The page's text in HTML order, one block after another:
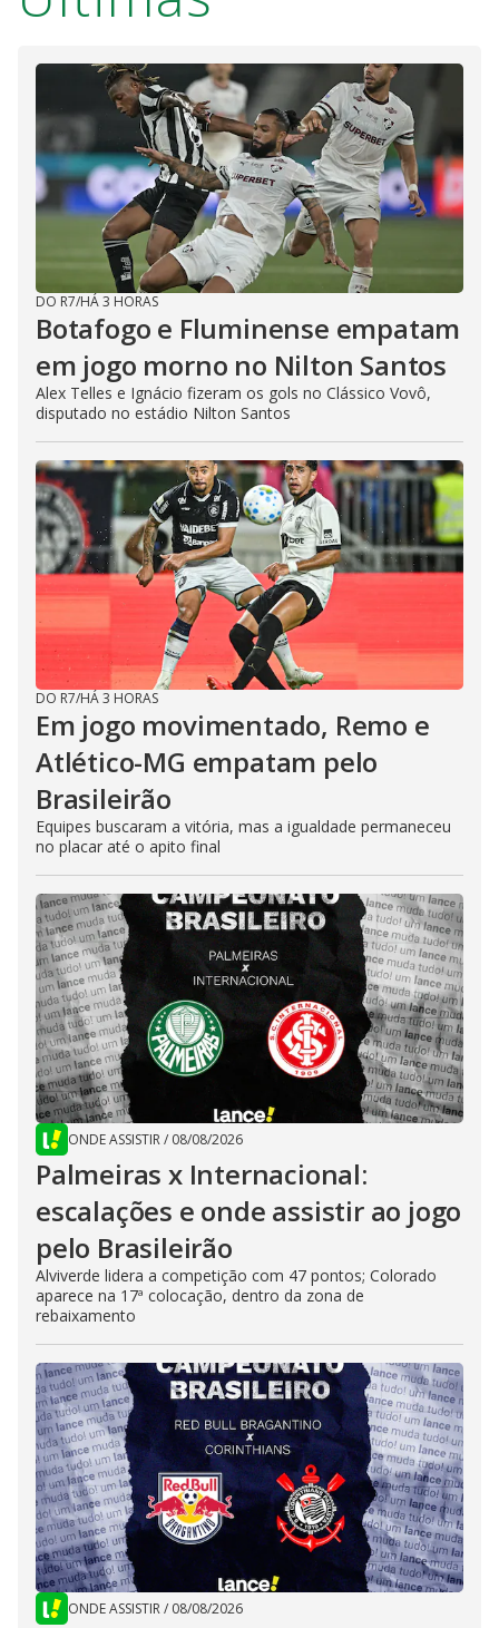
DO R7/HÁ 3 HORAS
Botafogo e Fluminense empatam
em jogo morno no Nilton Santos
Alex Telles e Ignácio fizeram os gols no Clássico Vovô,
disputado no estádio Nilton Santos
DO R7/HÁ 3 HORAS
Em jogo movimentado, Remo e
Atlético-MG empatam pelo
Brasileirão
Equipes buscaram a vitória, mas a igualdade permaneceu
no placar até o apito final
ONDE ASSISTIR/ 08/08/2026
Palmeiras x Internacional:
escalações e onde assistir ao jogo
pelo Brasileirão
Alviverde lidera a competição com 47 pontos; Colorado
aparece na 17ª colocação, dentro da zona de
rebaixamento
ONDE ASSISTIR/ 08/08/2026